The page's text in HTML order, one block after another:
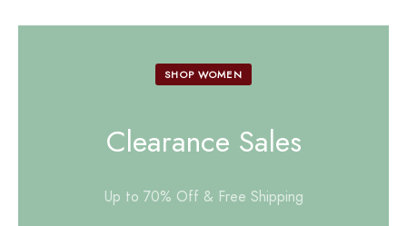
SHOP WOMEN
Clearance Sales
Up to 70% Off & Free Shipping